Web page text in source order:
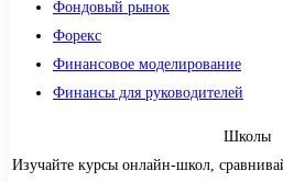
Фондовый рынок
Форекс
Финансовое моделирование
Финансы для руководителей
Школы
Изучайте курсы онлайн-школ,